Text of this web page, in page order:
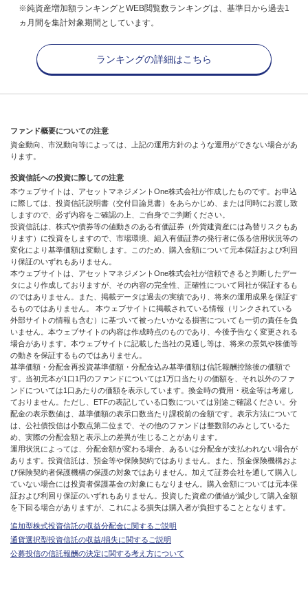
※純資産増加額ランキングとWEB閲覧数ランキングは、基準日から過去1
ヵ月間を集計対象期間としています。
ランキングの詳細はこちら
ファンド概要についての注意
資金動向、市況動向等によっては、上記の運用方針のような運用ができない場合があ
ります。
投資信託への投資に際しての注意
本ウェブサイトは、アセットマネジメントOne株式会社が作成したものです。お申込
に際しては、投資信託説明書（交付目論見書）をあらかじめ、または同時にお渡し致
しますので、必ず内容をご確認の上、ご自身でご判断ください。
投資信託は、株式や債券等の値動きのある有価証券（外貨建資産には為替リスクもあ
ります）に投資をしますので、市場環境、組入有価証券の発行者に係る信用状況等の
変化により基準価額は変動します。このため、購入金額について元本保証および利回
り保証のいずれもありません。
本ウェブサイトは、アセットマネジメントOne株式会社が信頼できると判断したデー
タにより作成しておりますが、その内容の完全性、正確性について同社が保証するも
のではありません。また、掲載データは過去の実績であり、将来の運用成果を保証す
るものではありません。 本ウェブサイトに掲載されている情報（リンクされている
外部サイトの情報も含む）に基づいて被ったいかなる損害についても一切の責任を負
いません。本ウェブサイトの内容は作成時点のものであり、今後予告なく変更される
場合があります。本ウェブサイトに記載した当社の見通し等は、将来の景気や株価等
の動きを保証するものではありません。
基準価額・分配金再投資基準価額・分配金込み基準価額は信託報酬控除後の価額で
す。当初元本が1口1円のファンドについては1万口当たりの価額を、それ以外のファ
ンドについては1口あたりの価額を表示しています。換金時の費用・税金等は考慮し
ておりません。ただし、ETFの表記している口数については別途ご確認ください。分
配金の表示数値は、基準価額の表示口数当たり課税前の金額です。表示方法について
は、公社債投信は小数点第二位まで、その他のファンドは整数部のみとしているた
め、実際の分配金額と表示上の差異が生じることがあります。
運用状況によっては、分配金額が変わる場合、あるいは分配金が支払われない場合が
あります。投資信託は、預金等や保険契約ではありません。また、預金保険機構およ
び保険契約者保護機構の保護の対象ではありません。加えて証券会社を通して購入し
ていない場合には投資者保護基金の対象にもなりません。購入金額については元本保
証および利回り保証のいずれもありません。投資した資産の価値が減少して購入金額
を下回る場合がありますが、これによる損失は購入者が負担することとなります。
追加型株式投資信託の収益分配金に関するご説明
通貨選択型投資信託の収益/損失に関するご説明
公募投信の信託報酬の決定に関する考え方について